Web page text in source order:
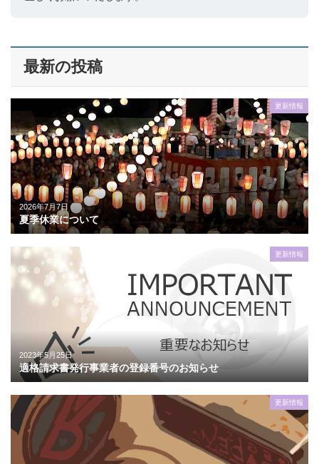
最新の投稿
更新情報
2026年7月7日
夏季休業について
更新情報
2023年5月25日
適格請求書発行事業者の登録番号のお知らせ
更新情報